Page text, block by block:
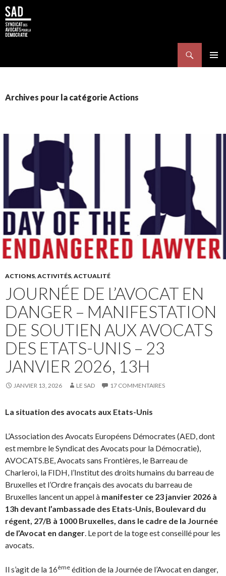
Archives pour la catégorie Actions
ACTIONS, ACTIVITÉS, ACTUALITÉ
JOURNÉE DE L’AVOCAT EN
DANGER – MANIFESTATION
DE SOUTIEN AUX AVOCATS
DES ETATS-UNIS – 23
JANVIER 2026, 13H
JANVIER 13, 2026 LE SAD 17 COMMENTAIRES
La situation des avocats aux Etats-Unis
L’Association des Avocats Européens Démocrates (AED, dont
est membre le Syndicat des Avocats pour la Démocratie),
AVOCATS.BE, Avocats sans Frontières, le Barreau de
Charleroi, la FIDH, l’Institut des droits humains du barreau de
Bruxelles et l’Ordre français des avocats du barreau de
Bruxelles lancent un appel à manifester ce 23 janvier 2026 à
13h devant l’ambassade des Etats-Unis, Boulevard du
régent, 27/B à 1000 Bruxelles, dans le cadre de la Journée
de l’Avocat en danger. Le port de la toge est conseillé pour les
avocats.
Il s’agit de la 16ème édition de la Journée de l’Avocat en danger,